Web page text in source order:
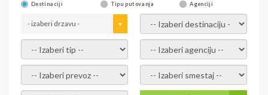
Destinaciji Tipu putovanja Agenciji
- izaberi drzavu - - izaberi destinaciju -
- izaberi tip - - izaberi agenciju -
- izaberi prevoz - - Izaberite smestaj -